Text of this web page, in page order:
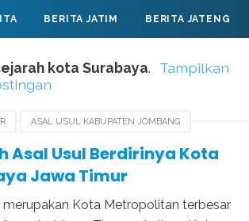
BERITA JATIM BERITA JATENG
kota Surabaya.
Tampilkan
ASAL USUL KABUPATEN JOMBANG
BERDIRINYA KOTA SURABAYA
Asal Usul Berdirinya Kota
Jawa Timur
merupakan Kota Metropolitan terbesar